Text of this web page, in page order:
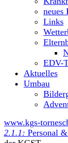
neues
Links
EDV-
Aktuelles
Umbau
www.kgs-
2.1.1: Personal